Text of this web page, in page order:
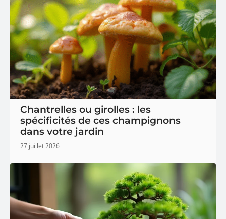
Chantrelles ou girolles : les
spécificités de ces champignons
dans votre jardin
27 juillet 2026